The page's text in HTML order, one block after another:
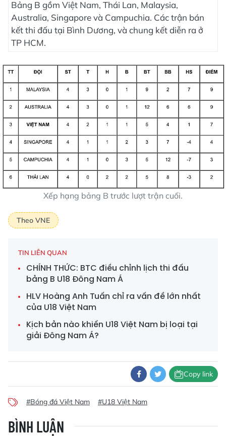
Bảng B gồm Việt Nam, Thái Lan, Malaysia,
Australia, Singapore và Campuchia. Các trận bán
kết thi đấu tại Bình Dương, và chung kết diễn ra ở
TP HCM.
Xếp hạng bảng B trước lượt trận cuối.
Theo VNE
TIN LIÊN QUAN
CHÍNH THỨC: BTC điều chỉnh lịch thi đấu
bảng B U18 Đông Nam Á
HLV Hoàng Anh Tuấn chỉ ra vấn đề lớn nhất
của U18 Việt Nam
Kịch bản nào khiến U18 Việt Nam bị loại tại
giải Đông Nam Á?
Copy link
#Bóng đá Việt Nam #U18 Việt Nam
BÌNH LUẬN